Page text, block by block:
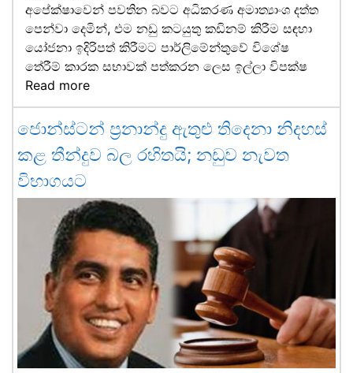
අපේක්ෂාවෙන් පවතින බවට අධිකරණ අමාත්‍යාංශ දත්ත
පෙන්වා දෙමින්, එම නඩු කටයුතු කඩිනම් කිරීම සඳහා
යෝජනා ඉදිරිපත් කිරීමට පාර්ලිමේන්තුවේ විශේෂ
තේරීම් කාරක සභාවක් පත්කරන ලෙස ඉල්ලා විපක්ෂ
Read more
ජොන්ස්ටන් ප්‍රනාන්දු ඇතුළු තිදෙනා නිදහස්
කළ තීන්දුව බල රහිතයි; නඩුව නැවත
විභාගයට